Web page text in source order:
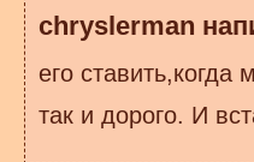
chryslerman
его ставить,когда
так и дорого. И